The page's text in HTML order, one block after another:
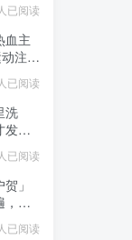
已阅读
血主
注定
已阅读
洗
发
已阅读
」
，竟
！
已阅读